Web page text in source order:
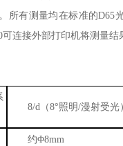
所有测量均在标准的D65
可连接外部打印机将测量结
8/d（8°照明/漫射受
约Φ8mm